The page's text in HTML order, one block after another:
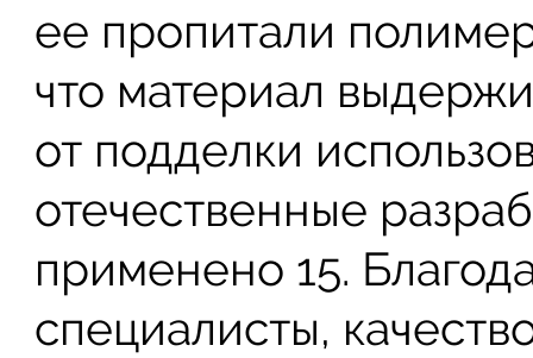
ее пропитали
что материал
от подделки
отечественные
применено 15.
специалисты,